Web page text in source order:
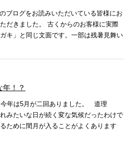
ブログをお読みいただいている皆様にお
だきました。 古くからのお客様に実際
キ」と同じ文面です。一部は残暑見舞い
！？
年は5月が二回ありました。 道理
みたいな日が続く変な気候だったわけで
ために閏月が入ることがよくあります